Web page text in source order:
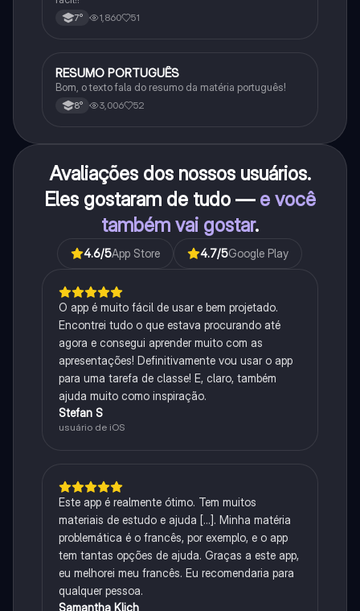
7° 1,860 51
Português
RESUMO PORTUGUÊS
Bom, o texto fala do resumo da matéria português!
8° 3,006 52
Avaliações dos nossos usuários.
Eles gostaram de tudo — e você
também vai gostar.
4.6/5App Store 4.7/5Google Play
O app é muito fácil de usar e bem projetado.
Encontrei tudo o que estava procurando até
agora e consegui aprender muito com as
apresentações! Definitivamente vou usar o app
para uma tarefa de classe! E, claro, também
ajuda muito como inspiração.
Stefan S
usuário de iOS
Este app é realmente ótimo. Tem muitos
materiais de estudo e ajuda [...]. Minha matéria
problemática é o francês, por exemplo, e o app
tem tantas opções de ajuda. Graças a este app,
eu melhorei meu francês. Eu recomendaria para
qualquer pessoa.
Samantha Klich